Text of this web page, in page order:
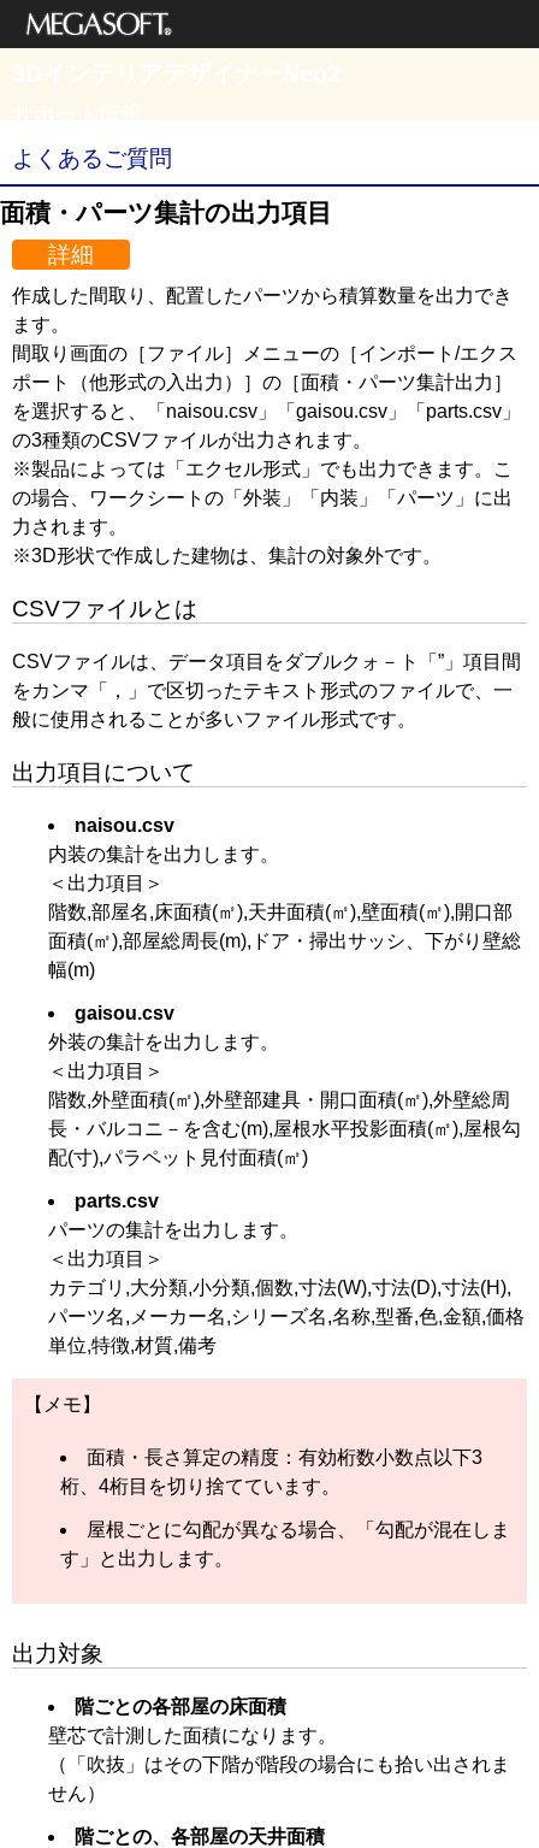
よくあるご質問
面積・パーツ集計の出力項目
詳細
作成した間取り、配置したパーツから積算数量を出力でき
ます。
間取り画面の［ファイル］メニューの［インポート/エクス
ポート（他形式の入出力）］の［面積・パーツ集計出力］
を選択すると、「naisou.csv」「gaisou.csv」「parts.csv」
の3種類のCSVファイルが出力されます。
※製品によっては「エクセル形式」でも出力できます。こ
の場合、ワークシートの「外装」「内装」「パーツ」に出
力されます。
※3D形状で作成した建物は、集計の対象外です。
CSVファイルとは
CSVファイルは、データ項目をダブルクォ－ト「”」項目間
をカンマ「，」で区切ったテキスト形式のファイルで、一
般に使用されることが多いファイル形式です。
出力項目について
naisou.csv
内装の集計を出力します。
＜出力項目＞
階数,部屋名,床面積(㎡),天井面積(㎡),壁面積(㎡),開口部
面積(㎡),部屋総周長(m),ドア・掃出サッシ、下がり壁総
幅(m)
gaisou.csv
外装の集計を出力します。
＜出力項目＞
階数,外壁面積(㎡),外壁部建具・開口面積(㎡),外壁総周
長・バルコニ－を含む(m),屋根水平投影面積(㎡),屋根勾
配(寸),パラペット見付面積(㎡)
parts.csv
パーツの集計を出力します。
＜出力項目＞
カテゴリ,大分類,小分類,個数,寸法(W),寸法(D),寸法(H),
パーツ名,メーカー名,シリーズ名,名称,型番,色,金額,価格
単位,特徴,材質,備考
【メモ】
面積・長さ算定の精度：有効桁数小数点以下3
桁、4桁目を切り捨てています。
屋根ごとに勾配が異なる場合、「勾配が混在しま
す」と出力します。
出力対象
階ごとの各部屋の床面積
壁芯で計測した面積になります。
（「吹抜」はその下階が階段の場合にも拾い出されま
せん）
階ごとの、各部屋の天井面積